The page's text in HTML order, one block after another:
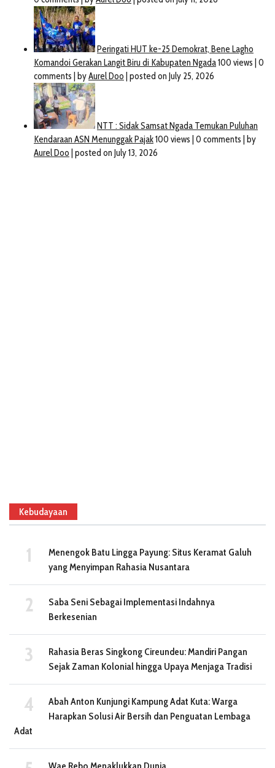
Kebudayaan
Menengok Batu Lingga Payung: Situs Keramat Galuh
yang Menyimpan Rahasia Nusantara
Saba Seni Sebagai Implementasi Indahnya
Berkesenian
Rahasia Beras Singkong Cireundeu: Mandiri Pangan
Sejak Zaman Kolonial hingga Upaya Menjaga Tradisi
Abah Anton Kunjungi Kampung Adat Kuta: Warga
Harapkan Solusi Air Bersih dan Penguatan Lembaga
Adat